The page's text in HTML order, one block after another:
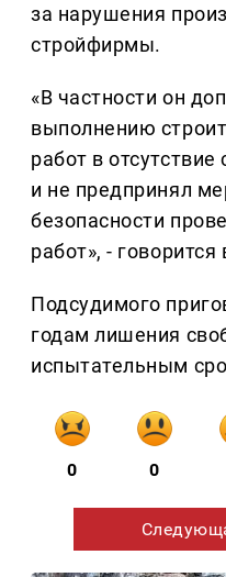
за нарушения
стройфирмы.
«В частности он
выполнению
работ в
и не предпринял
безопасности
работ», -
Подсудимого
годам лишения
испытательным
0 0